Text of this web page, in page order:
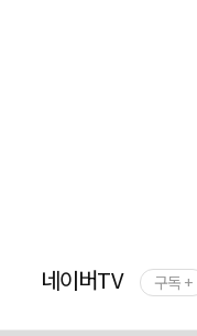
네이버TV 구독 +